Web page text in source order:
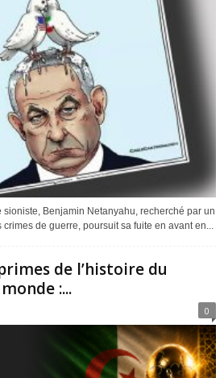
sioniste, Benjamin Netanyahu, recherché par un
de guerre, poursuit sa fuite en avant en...
de l’histoire du
:...
0